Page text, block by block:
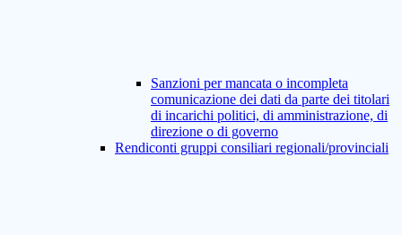
Sanzioni per mancata o incompleta
comunicazione dei dati da parte dei titolari
di incarichi politici, di amministrazione, di
direzione o di governo
Rendiconti gruppi consiliari regionali/provinciali